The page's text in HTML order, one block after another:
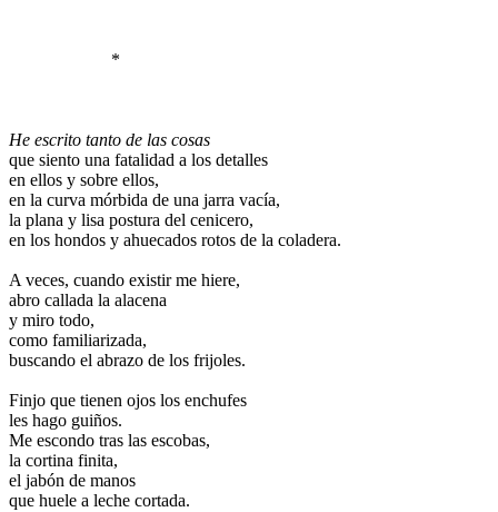
*
He escrito tanto de las cosas
que siento una fatalidad a los detalles
en ellos y sobre ellos,
en la curva mórbida de una jarra vacía,
la plana y lisa postura del cenicero,
en los hondos y ahuecados rotos de la coladera.
A veces, cuando existir me hiere,
abro callada la alacena
y miro todo,
como familiarizada,
buscando el abrazo de los frijoles.
Finjo que tienen ojos los enchufes
les hago guiños.
Me escondo tras las escobas,
la cortina finita,
el jabón de manos
que huele a leche cortada.